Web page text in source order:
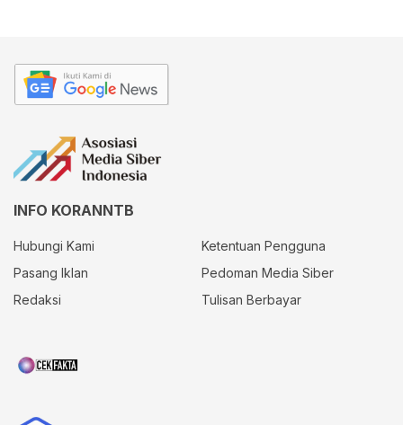
INFO KORANNTB
Hubungi Kami
Ketentuan Pengguna
Pasang Iklan
Pedoman Media Siber
Redaksi
Tulisan Berbayar